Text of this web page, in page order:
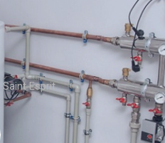
Esprit